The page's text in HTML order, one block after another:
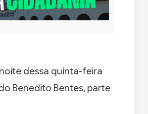
dessa quinta-feira
Benedito Bentes, parte